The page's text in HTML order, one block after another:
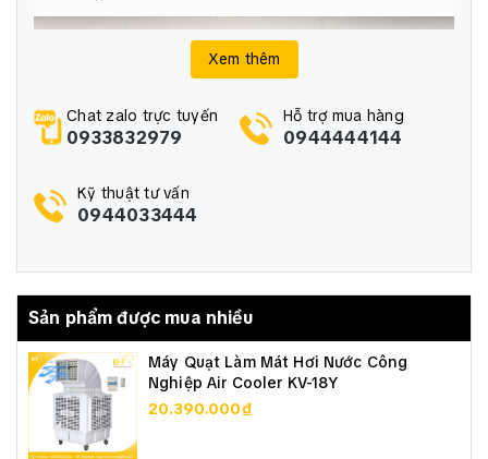
Xem thêm
Chat zalo trực tuyến
0933832979
Hỗ trợ mua hàng
0944444144
Kỹ thuật tư vấn
0944033444
Sản phẩm được mua nhiều
Máy Quạt Làm Mát Hơi Nước Công
Nghiệp Air Cooler KV-18Y
20.390.000₫